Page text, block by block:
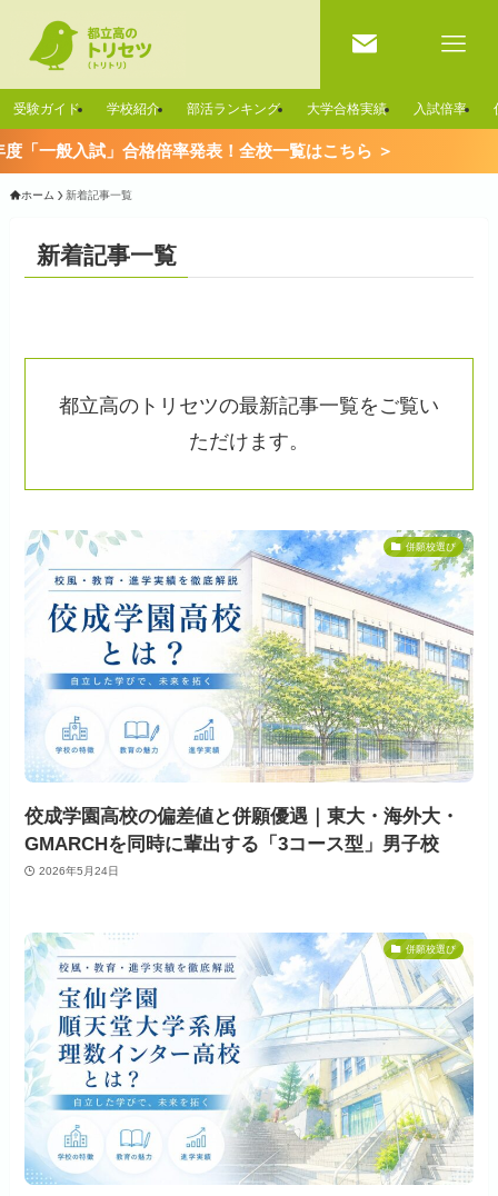
受験ガイド 学校紹介 部活ランキング 大学合格実績 入試倍率
入試」合格倍率発表！全校一覧はこちら ＞
ホーム 新着記事一覧
新着記事一覧
都立高のトリセツの最新記事一覧をご覧い
ただけます。
併願校選び
佼成学園高校の偏差値と併願優遇｜東大・海外大・
GMARCHを同時に輩出する「3コース型」男子校
2026年5月24日
併願校選び